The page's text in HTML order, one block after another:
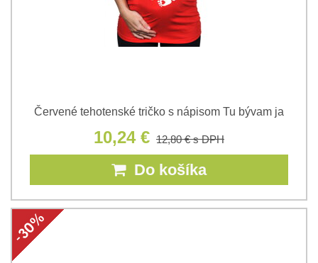
Červené tehotenské tričko s nápisom Tu bývam ja
10,24 € 12,80 €s DPH
Do košíka